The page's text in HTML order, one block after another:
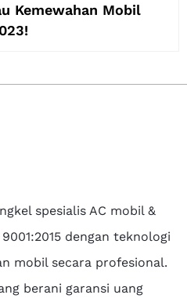
Kemewahan Mobil
spesialis AC mobil &
dengan teknologi
mobil secara profesional.
berani garansi uang